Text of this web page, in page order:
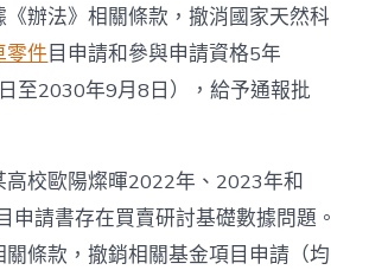
辦法》相關條款，撤消國家天然科
零件 目申請和參與申請資格5年
至2030年9月8日），給予通報批
高校歐陽燦暉2022年、2023年和
申請書存在買賣研討基礎數據問題。
條款，撤銷相關基金項目申請（均